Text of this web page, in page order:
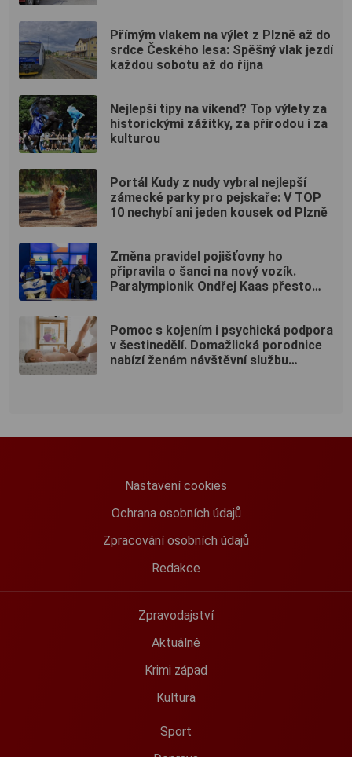
Přímým vlakem na výlet z Plzně až do
srdce Českého lesa: Spěšný vlak jezdí
každou sobotu až do října
Nejlepší tipy na víkend? Top výlety za
historickými zážitky, za přírodou i za
kulturou
Portál Kudy z nudy vybral nejlepší
zámecké parky pro pejskaře: V TOP
10 nechybí ani jeden kousek od Plzně
Změna pravidel pojišťovny ho
připravila o šanci na nový vozík.
Paralympionik Ondřej Kaas přesto
Pomoc s kojením i psychická podpora
v šestinedělí. Domažlická porodnice
nabízí ženám návštěvní službu
Nastavení cookies
Ochrana osobních údajů
Zpracování osobních údajů
Redakce
Zpravodajství
Aktuálně
Krimi západ
Kultura
Sport